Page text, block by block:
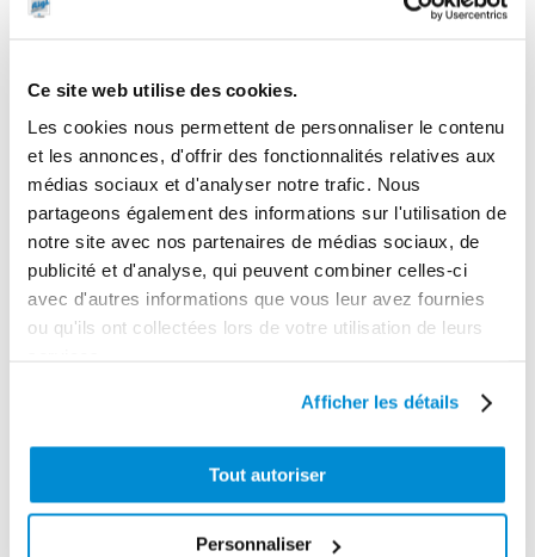
Ce site web utilise des cookies.
Les cookies nous permettent de personnaliser le contenu
et les annonces, d'offrir des fonctionnalités relatives aux
médias sociaux et d'analyser notre trafic. Nous
partageons également des informations sur l'utilisation de
notre site avec nos partenaires de médias sociaux, de
publicité et d'analyse, qui peuvent combiner celles-ci
avec d'autres informations que vous leur avez fournies
ou qu'ils ont collectées lors de votre utilisation de leurs
Afficher les détails
Tout autoriser
Personnaliser
Taille max des particules
Longueur max distribution
80 m
Gamme tarifaire
Equipements d'atelier
Garantie
Gencode
CES PRODUITS PEUVENT VOUS
INTERESSER